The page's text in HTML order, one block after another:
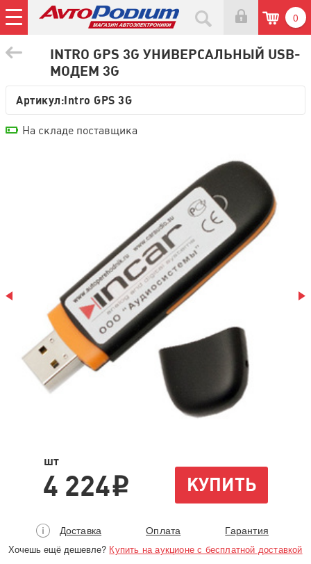
0
INTRO GPS 3G УНИВЕРСАЛЬНЫЙ USB-
МОДЕМ 3G
Артикул:Intro GPS 3G
шт
4 224i КУПИТЬ
Доставка Оплата Гарантия
Хочешь ещё дешевле? Купить на аукционе с бесплатной доставкой
На складе поставщика